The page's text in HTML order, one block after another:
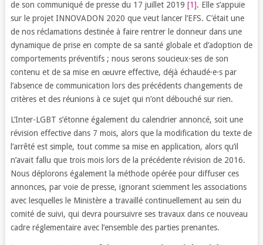
de son communiqué de presse du 17 juillet 2019 [1]. Elle s’appuie
sur le projet INNOVADON 2020 que veut lancer l’EFS. C’était une
de nos réclamations destinée à faire rentrer le donneur dans une
dynamique de prise en compte de sa santé globale et d’adoption de
comportements préventifs ; nous serons soucieux·ses de son
contenu et de sa mise en œuvre effective, déjà échaudé·e·s par
l’absence de communication lors des précédents changements de
critères et des réunions à ce sujet qui n’ont débouché sur rien.
L’Inter-LGBT s’étonne également du calendrier annoncé, soit une
révision effective dans 7 mois, alors que la modification du texte de
l’arrêté est simple, tout comme sa mise en application, alors qu’il
n’avait fallu que trois mois lors de la précédente révision de 2016.
Nous déplorons également la méthode opérée pour diffuser ces
annonces, par voie de presse, ignorant sciemment les associations
avec lesquelles le Ministère a travaillé continuellement au sein du
comité de suivi, qui devra poursuivre ses travaux dans ce nouveau
cadre réglementaire avec l’ensemble des parties prenantes.